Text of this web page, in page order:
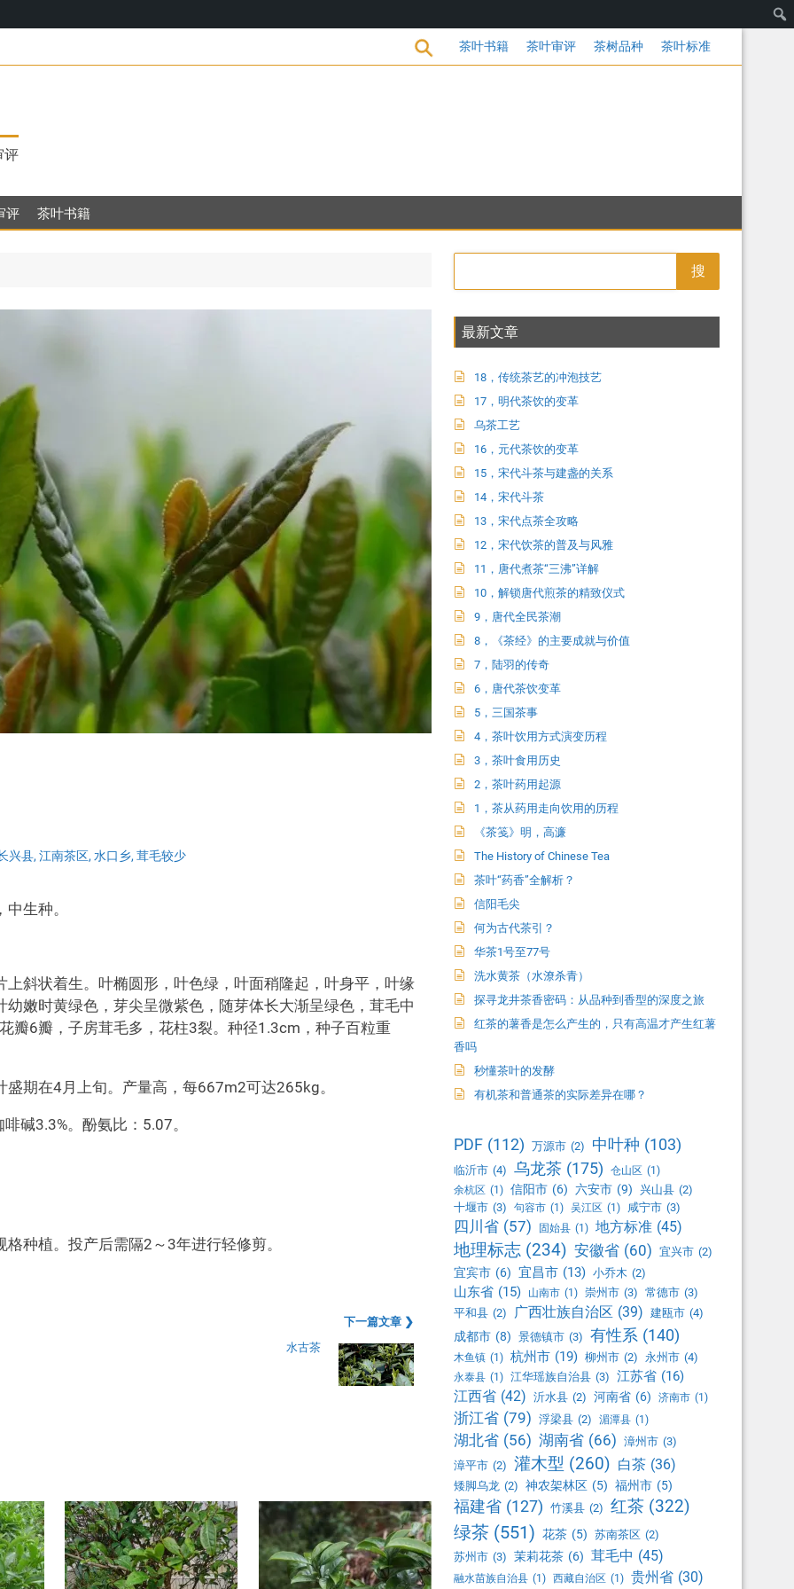
17，明代茶饮的变革 茶叶书籍 茶叶审评 茶树品种 茶叶标准
评
评 茶叶书籍
兴县, 江南茶区, 水口乡, 茸毛较少
生种。
斜状着生。叶椭圆形，叶色绿，叶面稍隆起，叶身平，叶缘
嫩时黄绿色，芽尖呈微紫色，随芽体长大渐呈绿色，茸毛中
瓣6瓣，子房茸毛多，花柱3裂。种径1.3cm，种子百粒重
期在4月上旬。产量高，每667m2可达265kg。
碱3.3%。酚氨比：5.07。
种植。投产后需隔2～3年进行轻修剪。
下一篇文章 ❯
水古茶
搜
最新文章
18，传统茶艺的冲泡技艺
17，明代茶饮的变革
乌茶工艺
16，元代茶饮的变革
15，宋代斗茶与建盏的关系
14，宋代斗茶
13，宋代点茶全攻略
12，宋代饮茶的普及与风雅
11，唐代煮茶“三沸”详解
10，解锁唐代煎茶的精致仪式
9，唐代全民茶潮
8，《茶经》的主要成就与价值
7，陆羽的传奇
6，唐代茶饮变革
5，三国茶事
4，茶叶饮用方式演变历程
3，茶叶食用历史
2，茶叶药用起源
1，茶从药用走向饮用的历程
《茶笺》明，高濂
The History of Chinese Tea
茶叶“药香”全解析？
信阳毛尖
何为古代茶引？
华茶1号至77号
洗水黄茶（水潦杀青）
探寻龙井茶香密码：从品种到香型的深度之旅
红茶的薯香是怎么产生的，只有高温才产生红薯
香吗
秒懂茶叶的发酵
有机茶和普通茶的实际差异在哪？
PDF (112) 万源市 (2) 中叶种 (103)
临沂市 (4) 乌龙茶 (175) 仓山区 (1)
余杭区 (1) 信阳市 (6) 六安市 (9) 兴山县 (2)
十堰市 (3) 句容市 (1) 吴江区 (1) 咸宁市 (3)
四川省 (57) 固始县 (1) 地方标准 (45)
地理标志 (234) 安徽省 (60) 宜兴市 (2)
宜宾市 (6) 宜昌市 (13) 小乔木 (2)
山东省 (15) 山南市 (1) 崇州市 (3) 常德市 (3)
平和县 (2) 广西壮族自治区 (39) 建瓯市 (4)
成都市 (8) 景德镇市 (3) 有性系 (140)
木鱼镇 (1) 杭州市 (19) 柳州市 (2) 永州市 (4)
永泰县 (1) 江华瑶族自治县 (3) 江苏省 (16)
江西省 (42) 沂水县 (2) 河南省 (6) 济南市 (1)
浙江省 (79) 浮梁县 (2) 湄潭县 (1)
湖北省 (56) 湖南省 (66) 漳州市 (3)
漳平市 (2) 灌木型 (260) 白茶 (36)
矮脚乌龙 (2) 神农架林区 (5) 福州市 (5)
福建省 (127) 竹溪县 (2) 红茶 (322)
绿茶 (551) 花茶 (5) 苏南茶区 (2)
苏州市 (3) 茉莉花茶 (6) 茸毛中 (45)
融水苗族自治县 (1) 西藏自治区 (1) 贵州省 (30)